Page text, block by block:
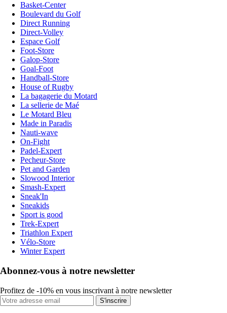
Basket-Center
Boulevard du Golf
Direct Running
Direct-Volley
Espace Golf
Foot-Store
Galop-Store
Goal-Foot
Handball-Store
House of Rugby
La bagagerie du Motard
La sellerie de Maé
Le Motard Bleu
Made in Paradis
Nauti-wave
On-Fight
Padel-Expert
Pecheur-Store
Pet and Garden
Slowood Interior
Smash-Expert
Sneak'In
Sneakids
Sport is good
Trek-Expert
Triathlon Expert
Vélo-Store
Winter Expert
Abonnez-vous à notre newsletter
Profitez de -10% en vous inscrivant à notre newsletter
S'inscrire